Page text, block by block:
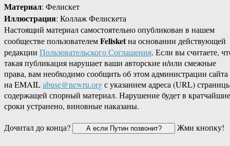
Материал: Фелискет
Иллюстрация: Коллаж Фелискета
Настоящий материал самостоятельно опубликован в нашем
сообществе пользователемFelisketна основании действующей
редакции Пользовательского Соглашения. Если вы считаете,
такая публикация нарушает ваши авторские и/или смежные
права, вам необходимо сообщить об этом администрации сайта
на EMAILabuse@newru.orgс указанием адреса (URL)
содержащей спорный материал. Нарушение будет в кратчайшие
сроки устранено, виновные наказаны.
Дочитал до конца?
Жми кнопку!